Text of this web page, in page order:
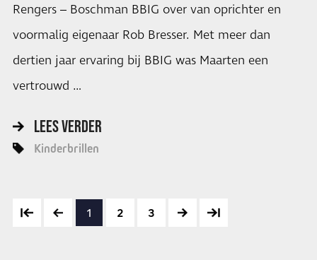
Rengers – Boschman BBIG over van oprichter en
voormalig eigenaar Rob Bresser. Met meer dan
dertien jaar ervaring bij BBIG was Maarten een
vertrouwd …
LEES VERDER
Kinderbrillen
1 2 3